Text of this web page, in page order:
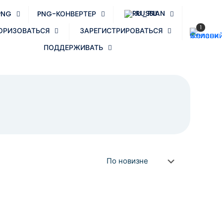
PNG-КОНВЕРТЕР
RUSSIAN
ЗАРЕГИСТРИРОВАТЬСЯ
ПОДДЕРЖИВАТЬ
1